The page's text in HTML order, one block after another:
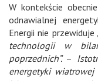
W kontekście
odnawialnej
Energii nie przewiduje
technologii w
poprzednich”.–
energetyki